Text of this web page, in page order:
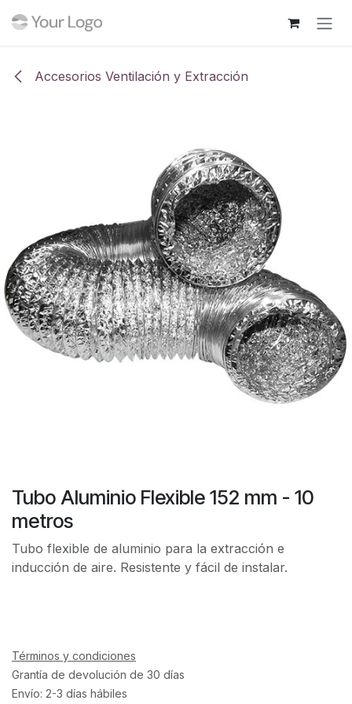
Accesorios Ventilación y Extracción
Tubo Aluminio Flexible 152 mm - 10
metros
Tubo flexible de aluminio para la extracción e
inducción de aire. Resistente y fácil de instalar.
Términos y condiciones
Grantía de devolución de 30 días
Envío: 2-3 días hábiles